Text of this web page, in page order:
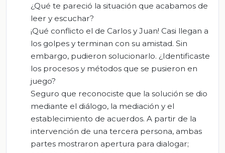
¿Qué te pareció la situación que acabamos de
leer y escuchar?
¡Qué conflicto el de Carlos y Juan! Casi llegan a
los golpes y terminan con su amistad. Sin
embargo, pudieron solucionarlo. ¿Identificaste
los procesos y métodos que se pusieron en
juego?
Seguro que reconociste que la solución se dio
mediante el diálogo, la mediación y el
establecimiento de acuerdos. A partir de la
intervención de una tercera persona, ambas
partes mostraron apertura para dialogar;